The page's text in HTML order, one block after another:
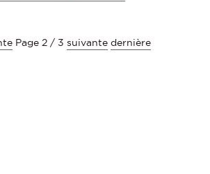
Page 2 / 3 suivante dernière